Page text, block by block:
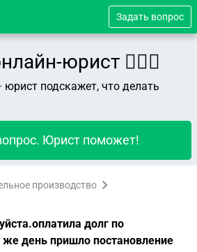
Задать вопрос
юрист 👨🏻‍⚖️
подскажет, что делать
Юрист поможет!
производство
долг по
же день пришло постановление